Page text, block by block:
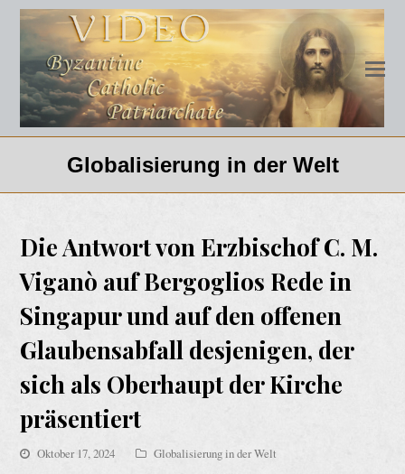
Globalisierung in der Welt
Die Antwort von Erzbischof C. M.
Viganò auf Bergoglios Rede in
Singapur und auf den offenen
Glaubensabfall desjenigen, der
sich als Oberhaupt der Kirche
präsentiert
Oktober 17, 2024 Globalisierung in der Welt